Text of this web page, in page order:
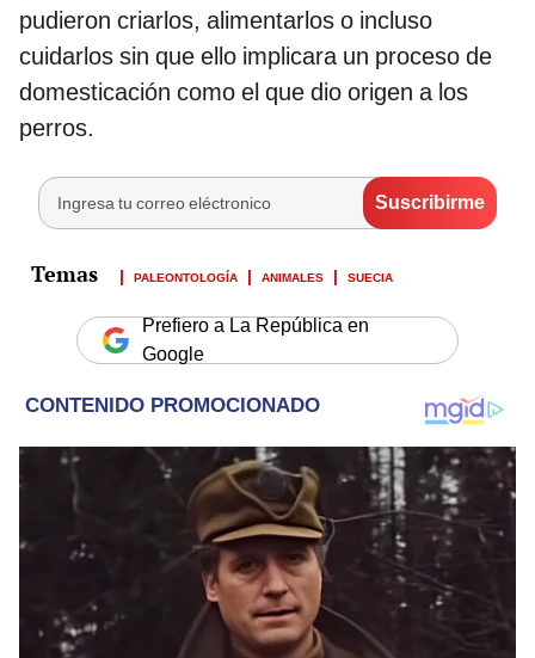
pudieron criarlos, alimentarlos o incluso
cuidarlos sin que ello implicara un proceso de
domesticación como el que dio origen a los
perros.
PALEONTOLOGÍA ANIMALES SUECIA
Prefiero a La República en
Google